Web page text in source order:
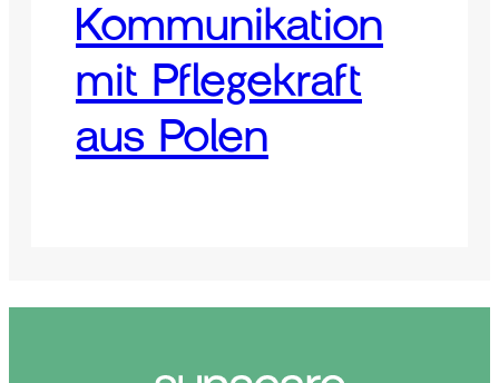
Kommunikation
mit Pflegekraft
aus Polen